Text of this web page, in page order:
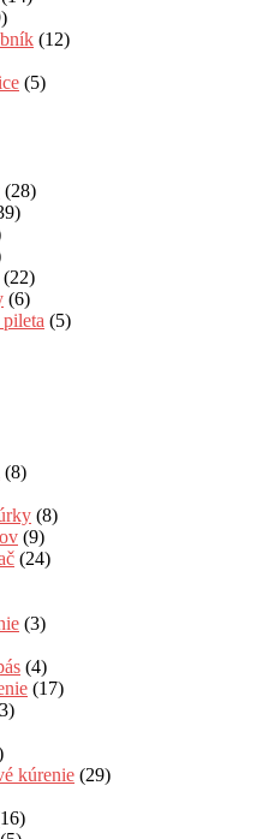
(12)
(5)
(28)
(22)
(6)
(5)
(8)
(8)
(9)
(24)
(3)
(4)
(17)
kúrenie (29)